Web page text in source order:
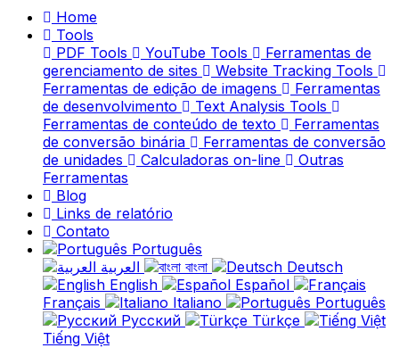
Home
Tools
PDF Tools
YouTube Tools
Ferramentas de
gerenciamento de sites
Website Tracking Tools
Ferramentas de edição de imagens
Ferramentas
de desenvolvimento
Text Analysis Tools
Ferramentas de conteúdo de texto
Ferramentas
de conversão binária
Ferramentas de conversão
de unidades
Calculadoras on-line
Outras
Ferramentas
Blog
Links de relatório
Contato
Português
বাংলা
Deutsch
English
Español
Français
Italiano
Português
Русский
Türkçe
Tiếng Việt